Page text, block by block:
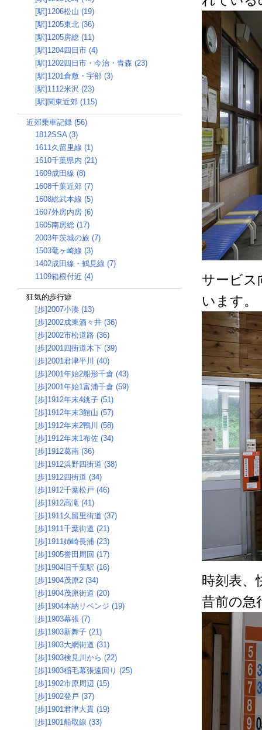
サービス
います。
時刻表、
昔前の急
[駅]1206松山 (19)
[駅]1205東北 (36)
[駅]1205房総 (11)
[駅]1204四日市 (4)
[駅]1202四日市・今治・青森 (23)
[駅]1201倉敷・宇部 (3)
[駅]1112米沢 (23)
[駅]関東近郊 (115)
近郊乗車記録 (56)
1812SSA (3)
1611久留里線 (1)
1610千葉県内 (21)
1609成田線 (8)
1608千葉近郊 (7)
1608総武本線 (5)
1607外房内房 (6)
1605南房総 (17)
2003年茨城の旅 (7)
1503竜ヶ崎線 (3)
1402成田線・鶴見線 (7)
1109箱根付近 (4)
狂気的歩行癖
[歩]2007小湊 (13)
[歩]2002成東酒々井 (36)
[歩]2002市松道路 (36)
[歩]2001四街道木下 (39)
[歩]2001君津平川 (40)
[歩]2001年始2船形千倉 (43)
[歩]2001年始1富浦千倉 (59)
[歩]1912年末4銚子 (51)
[歩]1912年末3館山 (57)
[歩]1912年末2鴨川 (58)
[歩]1912年末1布佐 (34)
[歩]1912葛南 (36)
[歩]1912浜野四街道 (38)
[歩]1912四街道 (34)
[歩]1912千葉松戸 (46)
[歩]1912高滝 (41)
[歩]1911久留里街道 (37)
[歩]1911千葉街道 (21)
[歩]1911姉崎長浦 (23)
[歩]1905誉田周回 (17)
[歩]1904旧千葉駅 (16)
[歩]1904茂原2 (34)
[歩]1904茂原街道 (20)
[歩]1904本納リベンジ (19)
[歩]1903幕張 (7)
[歩]1903新舞子 (21)
[歩]1903大網街道 (31)
[歩]1903検見川から (22)
[歩]1903稲毛幕張遠回り (25)
[歩]1902市原周辺 (15)
[歩]1902登戸 (37)
[歩]1901君津大貫 (19)
[歩]1901船取線 (33)